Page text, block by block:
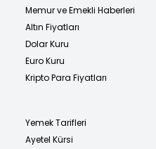
Memur ve Emekli Haberleri
Altın Fiyatları
Dolar Kuru
Euro Kuru
Kripto Para Fiyatları
Yemek Tarifleri
Ayetel Kürsi